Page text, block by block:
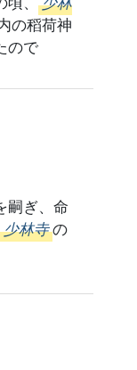
の稻荷神
ので
嗣ぎ、命
少林寺 の